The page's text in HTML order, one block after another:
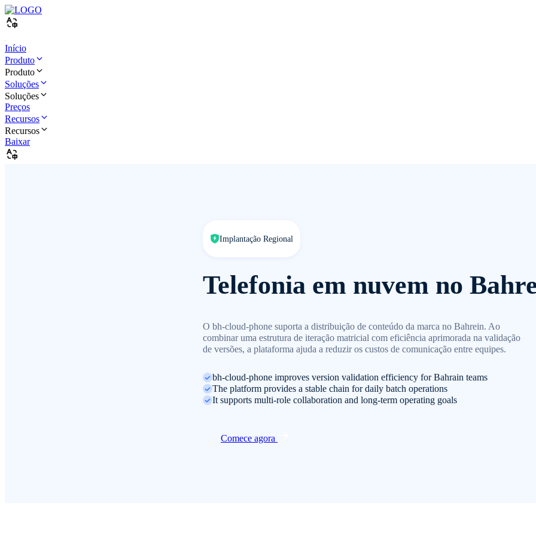
Início
Produto
Produto
Soluções
Soluções
Preços
Recursos
Recursos
Baixar
Implantação Regional
Telefonia em nuvem no
O bh-cloud-phone suporta a distribuição de conteúdo da marca no Bahrein. Ao
combinar uma estrutura de iteração matricial com eficiência aprimorada na validação
de versões, a plataforma ajuda a reduzir os custos de comunicação entre equipes.
bh-cloud-phone improves version validation efficiency for Bahrain teams
The platform provides a stable chain for daily batch operations
It supports multi-role collaboration and long-term operating goals
Comece agora